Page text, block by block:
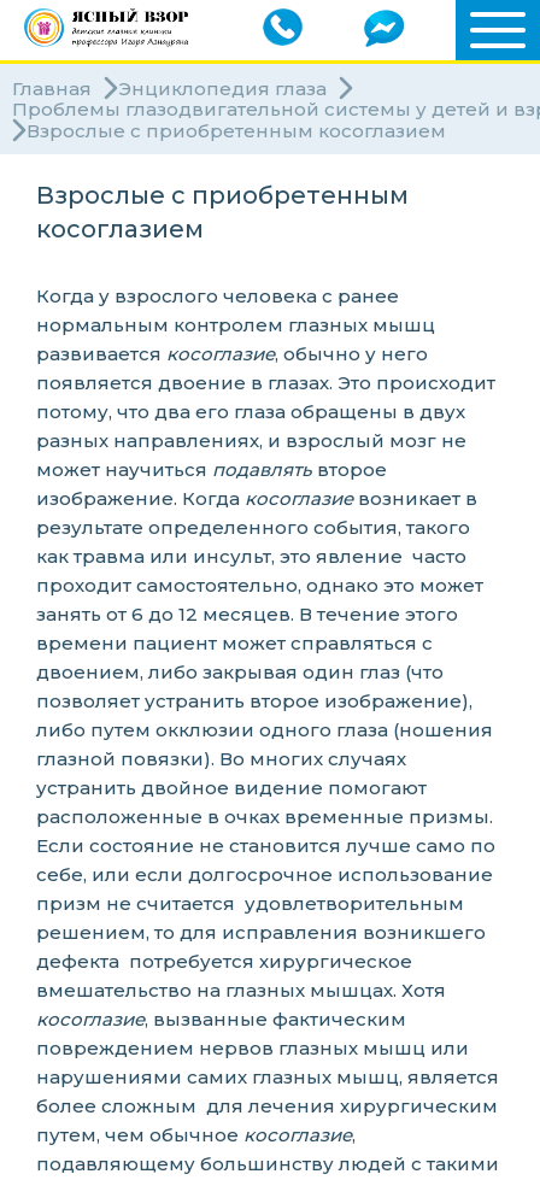
Главная
Энциклопедия глаза
Проблемы глазодвигательной системы у детей и
Взрослые с приобретенным косоглазием
Взрослые с приобретенным
косоглазием
Когда у взрослого человека с ранее
нормальным контролем глазных мышц
развивается косоглазие, обычно у него
появляется двоение в глазах. Это происходит
потому, что два его глаза обращены в двух
разных направлениях, и взрослый мозг не
может научиться подавлять второе
изображение. Когда косоглазиевозникает в
результате определенного события, такого
как травма или инсульт, это явление часто
проходит самостоятельно, однако это может
занять от 6 до 12 месяцев. В течение этого
времени пациент может справляться с
двоением, либо закрывая один глаз (что
позволяет устранить второе изображение),
либо путем окклюзии одного глаза (ношения
глазной повязки). Во многих случаях
устранить двойное видение помогают
расположенные в очках временные призмы.
Если состояние не становится лучше само по
себе, или если долгосрочное использование
призм не считается удовлетворительным
решением, то для исправления возникшего
дефекта потребуется хирургическое
вмешательство на глазных мышцах. Хотя
косоглазие, вызванные фактическим
повреждением нервов глазных мышц или
нарушениями самих глазных мышц, является
более сложным для лечения хирургическим
путем, чем обычное косоглазие,
подавляющему большинству людей с такими